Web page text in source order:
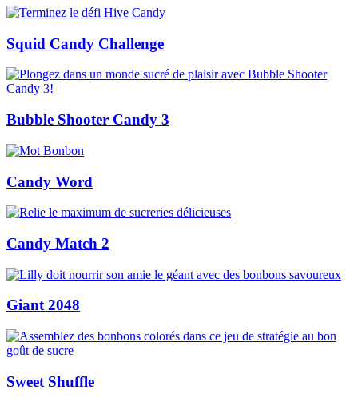
Squid Candy Challenge
Bubble Shooter Candy 3
Candy Word
Candy Match 2
Giant 2048
Sweet Shuffle